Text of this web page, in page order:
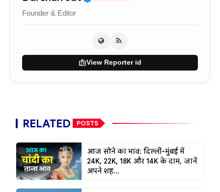
Founder & Editor
badgeView Reporter id
RELATED POSTS
आज सोने का भाव: दिल्ली-मुंबई में
24K, 22K, 18K और 14K के दाम, जानें
अपने शह...